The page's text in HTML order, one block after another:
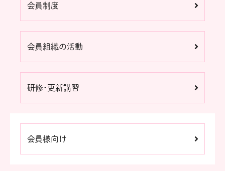
会員制度
会員組織の活動
研修・更新講習
会員様向け